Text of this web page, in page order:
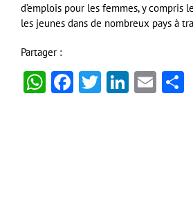
d’emplois pour les femmes, y compris
les jeunes dans de nombreux pays à
Partager :
WhatsApp
Facebook
Twitter